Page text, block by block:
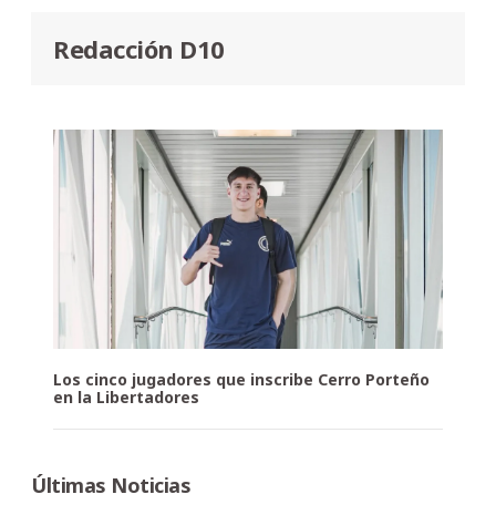
Redacción D10
Los cinco jugadores que inscribe Cerro Porteño
en la Libertadores
Últimas Noticias